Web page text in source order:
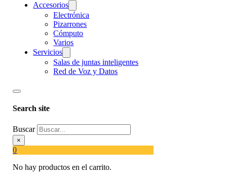
Accesorios
Electrónica
Pizarrones
Cómputo
Varios
Servicios
Salas de juntas inteligentes
Red de Voz y Datos
Search site
Buscar
×
0
No hay productos en el carrito.